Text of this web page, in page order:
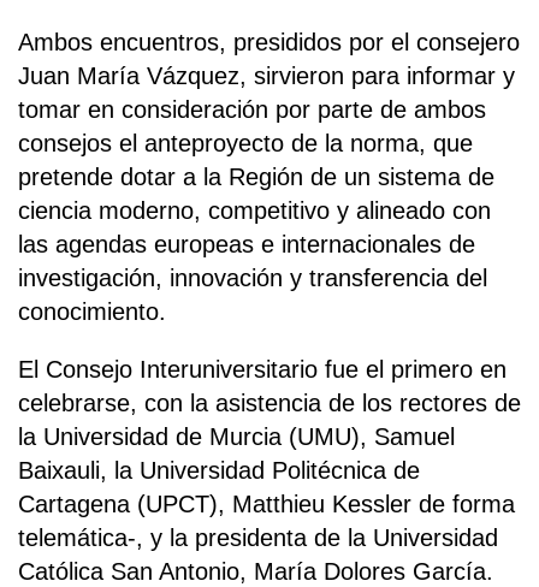
Ambos encuentros, presididos por el consejero
Juan María Vázquez, sirvieron para informar y
tomar en consideración por parte de ambos
consejos el anteproyecto de la norma, que
pretende dotar a la Región de un sistema de
ciencia moderno, competitivo y alineado con
las agendas europeas e internacionales de
investigación, innovación y transferencia del
conocimiento.
El Consejo Interuniversitario fue el primero en
celebrarse, con la asistencia de los rectores de
la Universidad de Murcia (UMU), Samuel
Baixauli, la Universidad Politécnica de
Cartagena (UPCT), Matthieu Kessler de forma
telemática-, y la presidenta de la Universidad
Católica San Antonio, María Dolores García.